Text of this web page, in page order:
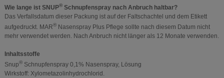
Wie lange ist SNUP®Schnupfenspray nach Anbruch haltbar?
Das Verfallsdatum dieser Packung ist auf der Faltschachtel und dem Etikett
aufgedruckt. MAR®Nasenspray Plus Pflege sollte nach diesem Datum nicht
mehr verwendet werden. Nach Anbruch nicht länger als 12 Monate verwenden.
Inhaltsstoffe
Snup®Schnupfenspray 0,1% Nasenspray, Lösung
Wirkstoff: Xylometazolinhydrochlorid.